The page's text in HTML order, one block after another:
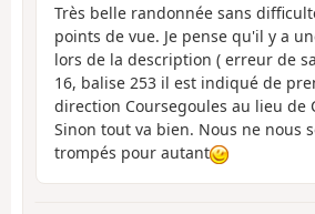
Très belle randonnée sans
points de vue. Je pense qu'il y a
lors de la description ( erreur de
16, balise 253 il est indiqué de
direction Coursegoules au lieu de
Sinon tout va bien. Nous ne nous
trompés pour autant